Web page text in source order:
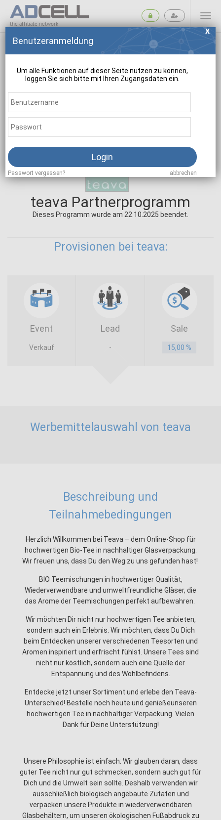
the affiliate network
teava Partnerprogramm
Dieses Programm wurde am 22.10.2025 beendet.
Provisionen bei teava:
Event Lead Sale
Verkauf - 15,00 %
Werbemittelauswahl von teava
Beschreibung und
Teilnahmebedingungen
Herzlich Willkommen bei Teava – dem Online-Shop für
hochwertigen Bio-Tee in nachhaltiger Glasverpackung.
Wir freuen uns, dass Du den Weg zu uns gefunden hast!
BIO Teemischungen in hochwertiger Qualität,
Wiederverwendbare und umweltfreundliche Gläser, die
das Arome der Teemischungen perfekt aufbewahren.
Wir möchten Dir nicht nur hochwertigen Tee anbieten,
sondern auch ein Erlebnis. Wir möchten, dass Du Dich
beim Entdecken unserer verschiedenen Teesorten und
Aromen inspiriert und erfrischt fühlst. Unsere Tees sind
nicht nur köstlich, sondern auch eine Quelle der
Entspannung und des Wohlbefindens.
Entdecke jetzt unser Sortiment und erlebe den Teava-
Unterschied! Bestelle noch heute und genießeunseren
hochwertigen Tee in nachhaltiger Verpackung. Vielen
Dank für Deine Unterstützung!
Unsere Philosophie ist einfach: Wir glauben daran, dass
guter Tee nicht nur gut schmecken, sondern auch gut für
Dich und die Umwelt sein sollte. Deshalb verwenden wir
ausschließlich biologisch angebaute Zutaten und
verpacken unsere Produkte in wiederverwendbaren
Glasbehältern, um unseren ökologischen Fußabdruck zu
Benutzeranmeldung
Um alle Funktionen auf dieser Seite nutzen zu können,
loggen Sie sich bitte mit Ihren Zugangsdaten ein.
Login
Passwort vergessen? abbrechen